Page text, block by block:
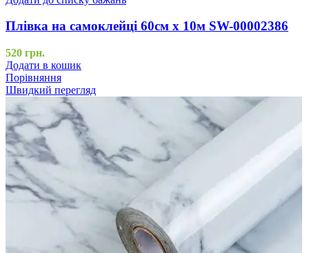
Плівка на самоклейці 60см х 10м SW-00002386
520 грн.
Додати в кошик
Порівняння
Швидкий перегляд